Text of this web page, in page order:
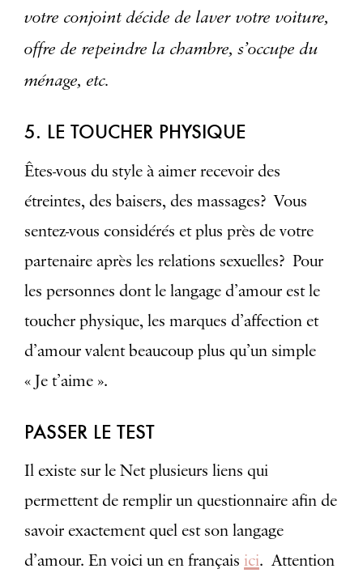
votre conjoint décide de laver votre voiture,
offre de repeindre la chambre, s’occupe du
ménage, etc.
5. LE TOUCHER PHYSIQUE
Êtes-vous du style à aimer recevoir des
étreintes, des baisers, des massages? Vous
sentez-vous considérés et plus près de votre
partenaire après les relations sexuelles? Pour
les personnes dont le langage d’amour est le
toucher physique, les marques d’affection et
d’amour valent beaucoup plus qu’un simple
« Je t’aime ».
PASSER LE TEST
Il existe sur le Net plusieurs liens qui
permettent de remplir un questionnaire afin de
savoir exactement quel est son langage
d’amour. En voici un en français ici. Attention